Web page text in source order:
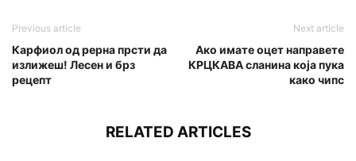
Previous article
Карфиол од рерна прсти да
излижеш! Лесен и брз
рецепт
Next article
Ако имате оцет направете
КРЦКАВА сланина која пука
како чипс
RELATED ARTICLES